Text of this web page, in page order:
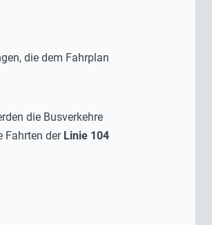
die dem Fahrplan
die Busverkehre
Fahrten der Linie 104